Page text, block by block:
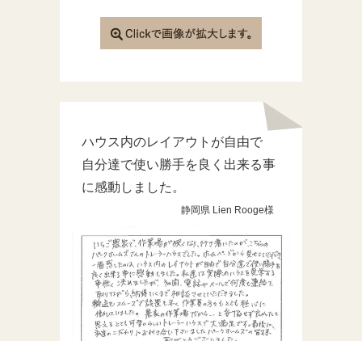
ハウス内のレイアウトが自由で
自分達で使い勝手を良く出来る事
に感動しました。
静岡県 Lien Rooge様